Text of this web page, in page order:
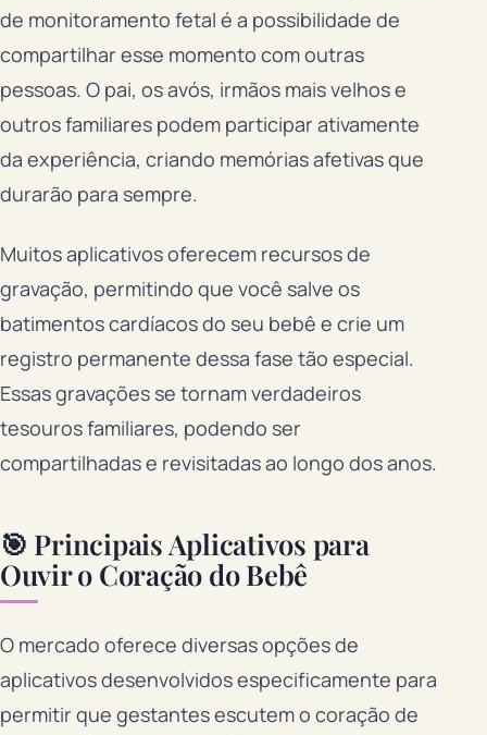
de monitoramento fetal é a possibilidade de
compartilhar esse momento com outras
pessoas. O pai, os avós, irmãos mais velhos e
outros familiares podem participar ativamente
da experiência, criando memórias afetivas que
durarão para sempre.
Muitos aplicativos oferecem recursos de
gravação, permitindo que você salve os
batimentos cardíacos do seu bebê e crie um
registro permanente dessa fase tão especial.
Essas gravações se tornam verdadeiros
tesouros familiares, podendo ser
compartilhadas e revisitadas ao longo dos anos.
🎯 Principais Aplicativos para
Ouvir o Coração do Bebê
O mercado oferece diversas opções de
aplicativos desenvolvidos especificamente para
permitir que gestantes escutem o coração de